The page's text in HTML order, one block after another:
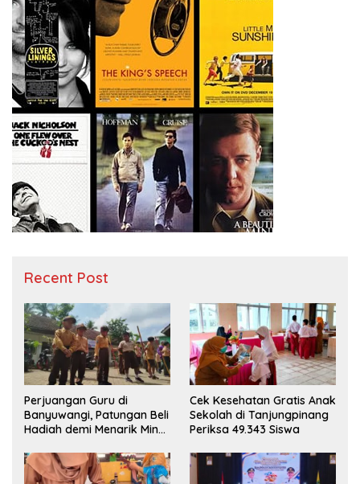
Recent Post
Perjuangan Guru di
Banyuwangi, Patungan Beli
Hadiah demi Menarik Minat
Cek Kesehatan Gratis Anak
Sekolah di Tanjungpinang
Periksa 49.343 Siswa